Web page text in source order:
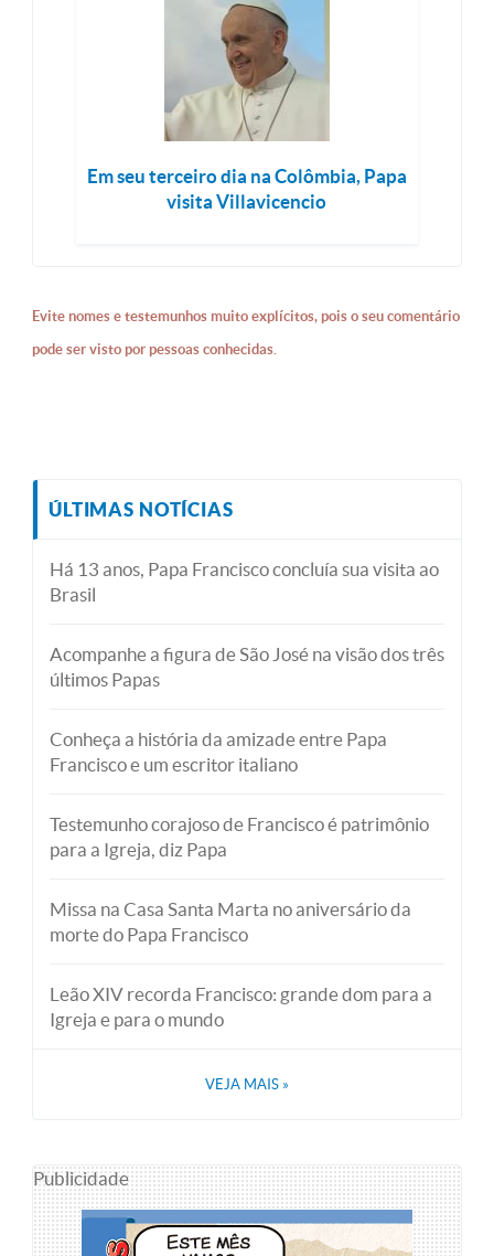
Em seu terceiro dia na Colômbia, Papa
visita Villavicencio
Evite nomes e testemunhos muito explícitos, pois o seu comentário
pode ser visto por pessoas conhecidas.
ÚLTIMAS NOTÍCIAS
Há 13 anos, Papa Francisco concluía sua visita ao
Brasil
Acompanhe a figura de São José na visão dos três
últimos Papas
Conheça a história da amizade entre Papa
Francisco e um escritor italiano
Testemunho corajoso de Francisco é patrimônio
para a Igreja, diz Papa
Missa na Casa Santa Marta no aniversário da
morte do Papa Francisco
Leão XIV recorda Francisco: grande dom para a
Igreja e para o mundo
VEJA MAIS »
Publicidade